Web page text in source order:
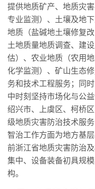
提供地质矿产、地质灾
专业监测）、土壤及地
地质（盐碱地土壤修复
土地质量地质调查、建
估）、农业地质（农用
化学监测）、矿山生态
务和技术工程服务；同
中时刻坚持市场化与公
绍兴市、上虞区、柯桥
级地质灾害防治技术服
智治工作方面为地方基
前浙江省地质灾害防治
集中、设备装备初具规
构。